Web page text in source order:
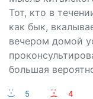
Тот, кто в
как бык,
вечером домой
большая
:-) 5 :-(
4